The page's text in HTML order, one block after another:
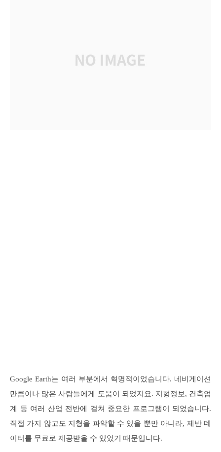
Google Earth는 여러 부분에서 혁명적이었습니다. 네비게이션
만큼이나 많은 사람들에게 도움이 되었지요. 지형정보, 건축업
계 등 여러 산업 전반에 걸쳐 중요한 프로그램이 되었습니다.
직접 가지 않고도 지형을 파악할 수 있을 뿐만 아니라, 제반 데
이터를 무료로 제공받을 수 있었기 때문입니다.